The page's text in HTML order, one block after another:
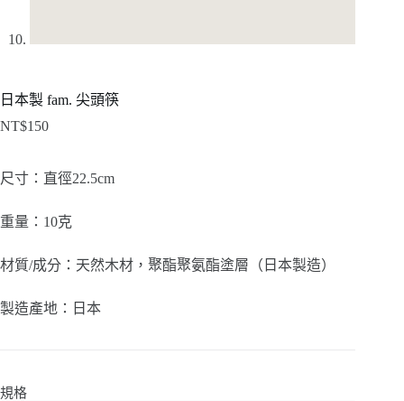
日本製 fam. 尖頭筷
NT$150
尺寸：直徑22.5cm
重量：10克
材質/成分：天然木材，聚酯聚氨酯塗層（日本製造）
製造產地：日本
規格